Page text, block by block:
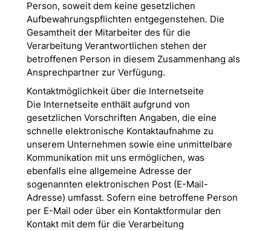
Person, soweit dem keine gesetzlichen
Aufbewahrungspflichten entgegenstehen. Die
Gesamtheit der Mitarbeiter des für die
Verarbeitung Verantwortlichen stehen der
betroffenen Person in diesem Zusammenhang als
Ansprechpartner zur Verfügung.
Kontaktmöglichkeit über die Internetseite
Die Internetseite enthält aufgrund von
gesetzlichen Vorschriften Angaben, die eine
schnelle elektronische Kontaktaufnahme zu
unserem Unternehmen sowie eine unmittelbare
Kommunikation mit uns ermöglichen, was
ebenfalls eine allgemeine Adresse der
sogenannten elektronischen Post (E-Mail-
Adresse) umfasst. Sofern eine betroffene Person
per E-Mail oder über ein Kontaktformular den
Kontakt mit dem für die Verarbeitung